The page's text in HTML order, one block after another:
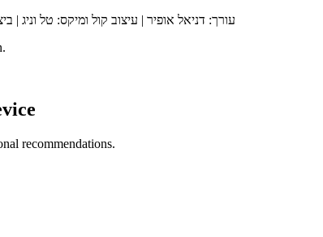
עורך: דניאל אופיר | עיצוב קול ומיקס: טל וניג |
recommendations.